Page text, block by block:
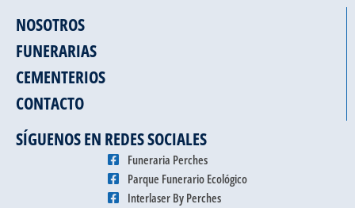
NOSOTROS
FUNERARIAS
CEMENTERIOS
CONTACTO
SÍGUENOS EN REDES SOCIALES
Funeraria Perches
Parque Funerario Ecológico
Interlaser By Perches